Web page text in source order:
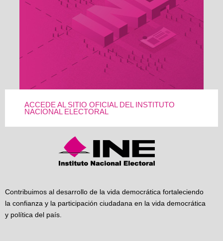
ACCEDE AL SITIO OFICIAL DEL INSTITUTO
NACIONAL ELECTORAL
Contribuimos al desarrollo de la vida democrática fortaleciendo
la confianza y la participación ciudadana en la vida democrática
y política del país.